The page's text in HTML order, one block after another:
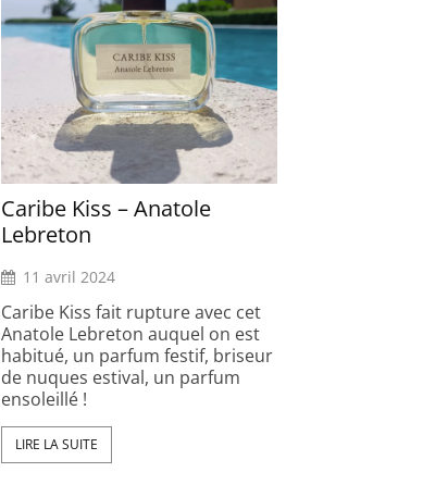
Caribe Kiss – Anatole
Lebreton
11 avril 2024
Caribe Kiss fait rupture avec cet
Anatole Lebreton auquel on est
habitué, un parfum festif, briseur
de nuques estival, un parfum
ensoleillé !
LIRE LA SUITE